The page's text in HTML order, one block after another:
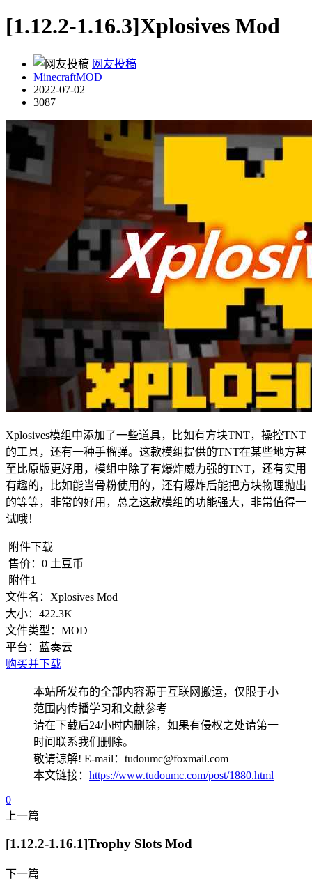
[1.12.2-1.16.3]Xplosives Mod
网友投稿
MinecraftMOD
2022-07-02
3087
Xplosives模组中添加了一些道具，比如有方块TNT，操控TNT
的工具，还有一种手榴弹。这款模组提供的TNT在某些地方甚
至比原版更好用，模组中除了有爆炸威力强的TNT，还有实用
有趣的，比如能当骨粉使用的，还有爆炸后能把方块物理抛出
的等等，非常的好用，总之这款模组的功能强大，非常值得一
试哦！
附件下载
售价： 0 土豆币
附件1
文件名： Xplosives Mod
大小： 422.3K
文件类型： MOD
平台：
蓝奏云
购买并下载
本站所发布的全部内容源于互联网搬运，仅限于小
范围内传播学习和文献参考
请在下载后24小时内删除，如果有侵权之处请第一
时间联系我们删除。
敬请谅解! E-mail：tudoumc@foxmail.com
本文链接： https://www.tudoumc.com/post/1880.html
0
上一篇
[1.12.2-1.16.1]Trophy Slots Mod
下一篇